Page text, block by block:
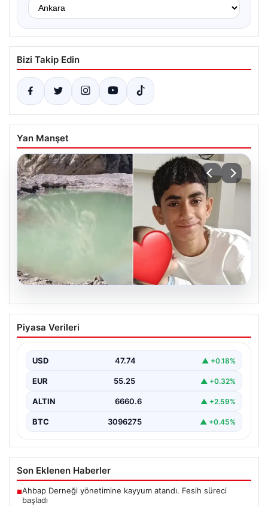
Bizi Takip Edin
Yan Manşet
06.08.2026
12 yaşındaki çocuk hafriyat alınan
gölette boğuldu
Oluşan Gölette Boğuldu", "content": "Erzurum’un Oltu
ilçesinde…
Piyasa Verileri
USD 47.74 ▲ +0.18%
EUR 55.25 ▲ +0.32%
ALTIN 6660.6 ▲ +2.59%
BTC 3096275 ▲ +0.45%
Son Eklenen Haberler
■Ahbap Derneği yönetimine kayyum atandı. Fesih süreci
başladı